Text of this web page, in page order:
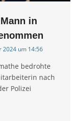
in
2024 um 14:56
bedrohte
nach
Polizei